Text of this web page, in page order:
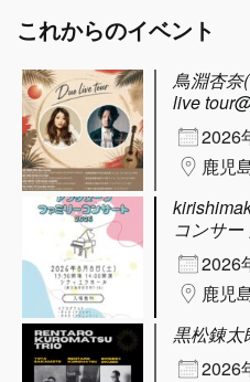
これからのイベント
鳥淵杏奈
live
2026
鹿児
コンサー
2026
鹿児
黒松錬太
2026